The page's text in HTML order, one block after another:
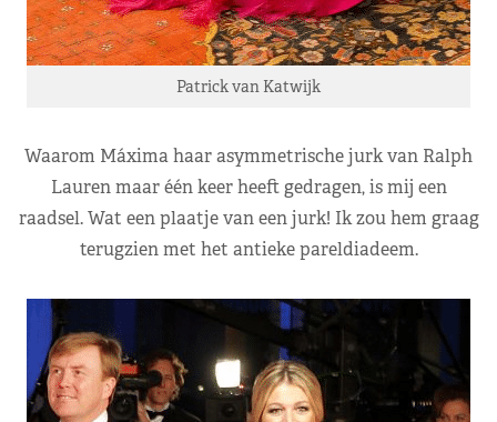
Patrick van Katwijk
Waarom Máxima haar asymmetrische jurk van Ralph
Lauren maar één keer heeft gedragen, is mij een
raadsel. Wat een plaatje van een jurk! Ik zou hem graag
terugzien met het antieke pareldiadeem.